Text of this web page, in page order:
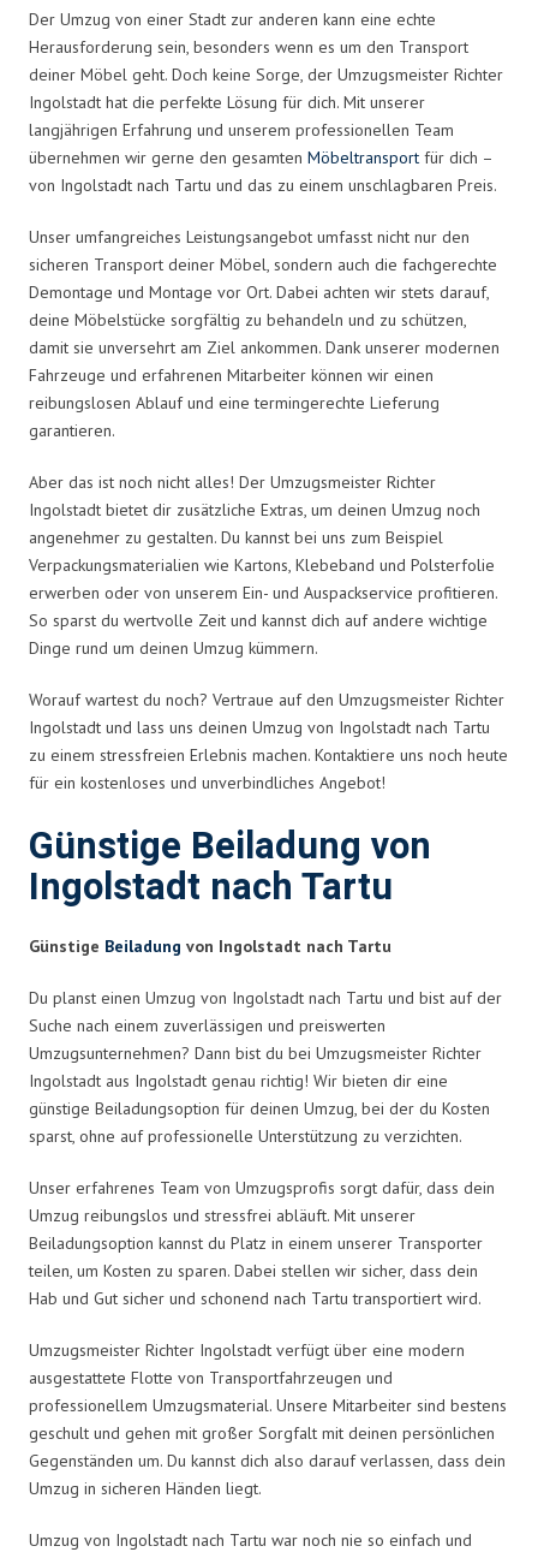
Der Umzug von einer Stadt zur anderen kann eine echte
Herausforderung sein, besonders wenn es um den Transport
deiner Möbel geht. Doch keine Sorge, der Umzugsmeister Richter
Ingolstadt hat die perfekte Lösung für dich. Mit unserer
langjährigen Erfahrung und unserem professionellen Team
übernehmen wir gerne den gesamten Möbeltransport für dich –
von Ingolstadt nach Tartu und das zu einem unschlagbaren Preis.
Unser umfangreiches Leistungsangebot umfasst nicht nur den
sicheren Transport deiner Möbel, sondern auch die fachgerechte
Demontage und Montage vor Ort. Dabei achten wir stets darauf,
deine Möbelstücke sorgfältig zu behandeln und zu schützen,
damit sie unversehrt am Ziel ankommen. Dank unserer modernen
Fahrzeuge und erfahrenen Mitarbeiter können wir einen
reibungslosen Ablauf und eine termingerechte Lieferung
garantieren.
Aber das ist noch nicht alles! Der Umzugsmeister Richter
Ingolstadt bietet dir zusätzliche Extras, um deinen Umzug noch
angenehmer zu gestalten. Du kannst bei uns zum Beispiel
Verpackungsmaterialien wie Kartons, Klebeband und Polsterfolie
erwerben oder von unserem Ein- und Auspackservice profitieren.
So sparst du wertvolle Zeit und kannst dich auf andere wichtige
Dinge rund um deinen Umzug kümmern.
Worauf wartest du noch? Vertraue auf den Umzugsmeister Richter
Ingolstadt und lass uns deinen Umzug von Ingolstadt nach Tartu
zu einem stressfreien Erlebnis machen. Kontaktiere uns noch heute
für ein kostenloses und unverbindliches Angebot!
Günstige Beiladung von
Ingolstadt nach Tartu
Günstige Beiladung von Ingolstadt nach Tartu
Du planst einen Umzug von Ingolstadt nach Tartu und bist auf der
Suche nach einem zuverlässigen und preiswerten
Umzugsunternehmen? Dann bist du bei Umzugsmeister Richter
Ingolstadt aus Ingolstadt genau richtig! Wir bieten dir eine
günstige Beiladungsoption für deinen Umzug, bei der du Kosten
sparst, ohne auf professionelle Unterstützung zu verzichten.
Unser erfahrenes Team von Umzugsprofis sorgt dafür, dass dein
Umzug reibungslos und stressfrei abläuft. Mit unserer
Beiladungsoption kannst du Platz in einem unserer Transporter
teilen, um Kosten zu sparen. Dabei stellen wir sicher, dass dein
Hab und Gut sicher und schonend nach Tartu transportiert wird.
Umzugsmeister Richter Ingolstadt verfügt über eine modern
ausgestattete Flotte von Transportfahrzeugen und
professionellem Umzugsmaterial. Unsere Mitarbeiter sind bestens
geschult und gehen mit großer Sorgfalt mit deinen persönlichen
Gegenständen um. Du kannst dich also darauf verlassen, dass dein
Umzug in sicheren Händen liegt.
Umzug von Ingolstadt nach Tartu war noch nie so einfach und